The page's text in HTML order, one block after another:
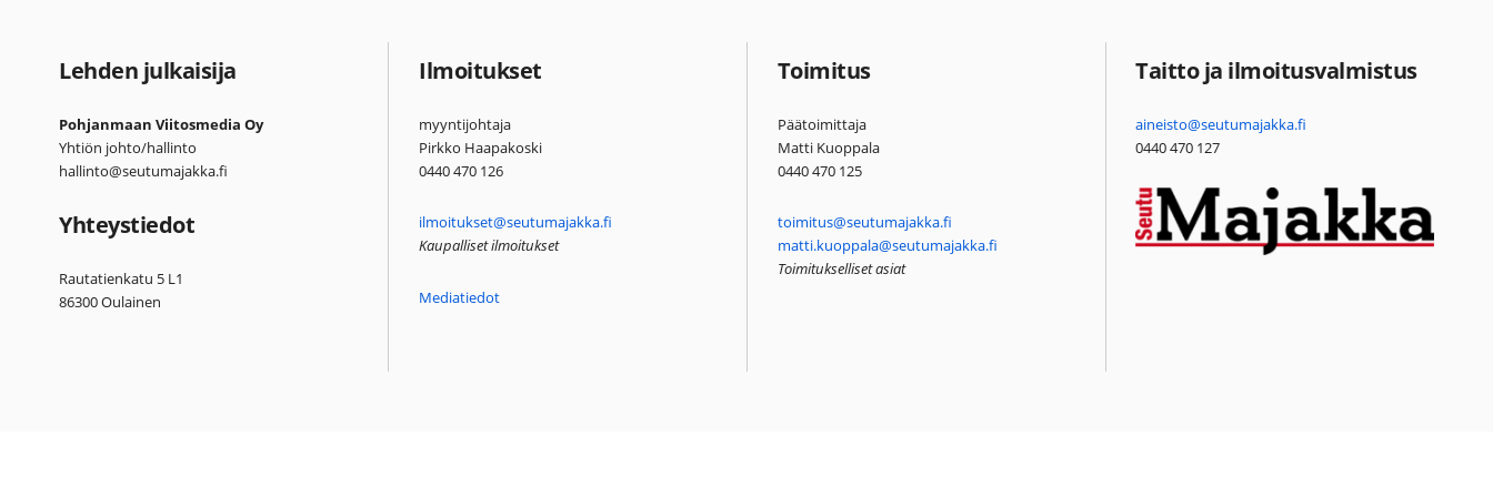
Lehden julkaisija
Pohjanmaan Viitosmedia Oy
Yhtiön johto/hallinto
hallinto@seutumajakka.fi
Yhteystiedot
Rautatienkatu 5 L1
86300 Oulainen
Ilmoitukset
myyntijohtaja
Pirkko Haapakoski
0440 470 126
ilmoitukset@seutumajakka.fi
Kaupalliset ilmoitukset
Mediatiedot
Toimitus
Päätoimittaja
Matti Kuoppala
0440 470 125
toimitus@seutumajakka.fi
matti.kuoppala@seutumajakka.fi
Toimitukselliset asiat
Taitto ja ilmoitusvalmistus
aineisto@seutumajakka.fi
0440 470 127